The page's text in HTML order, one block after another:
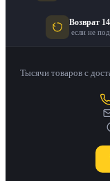
Возврат
если не
Тысячи товаров с